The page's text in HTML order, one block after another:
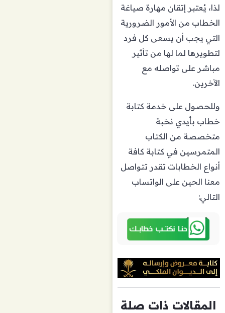
لذا، يُعتبر إتقان مهارة صياغة
الخطاب من الأمور الضرورية
التي يجب أن يسعى كل فرد
لتطويرها لما لها من تأثير
مباشر على تواصله مع
الآخرين.
وللحصول على خدمة كتابة
خطاب بأيدي نخبة
متخصصة من الكتاب
المتمرسين في كتابة كافة
أنواع الخطابات تقدر تتواصل
معنا الحين على الواتساب
التالي:
المقالات ذات صلة